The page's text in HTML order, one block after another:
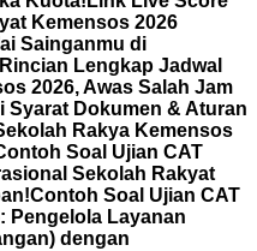
Kemensos 2026
Sainganmu di
Lengkap Jadwal
2026, Awas Salah Jam
Syarat Dokumen & Aturan
Rakya Kemensos
Soal Ujian CAT
Sekolah Rakyat
Contoh Soal Ujian CAT
Pengelola Layanan
dengan